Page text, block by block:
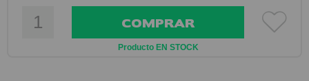
COMPRAR
Producto EN STOCK